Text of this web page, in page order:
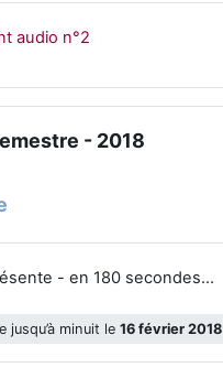
audio n°2
- 2018
- en 180 secondes...
jusqu’à minuit le16 février 2018